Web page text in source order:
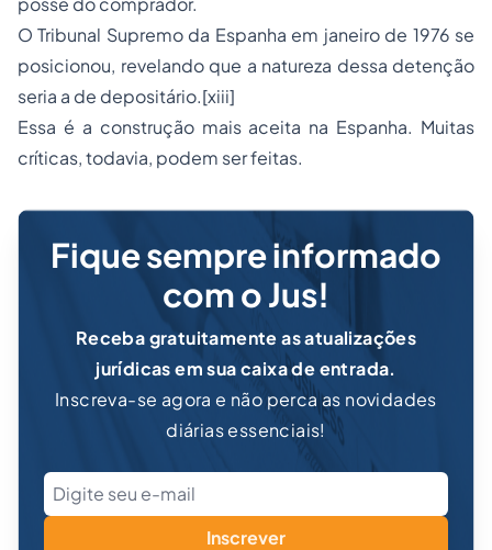
O Tribunal Supremo da Espanha em janeiro de 1976 se
posicionou, revelando que a natureza dessa detenção
seria a de depositário.[xiii]
Essa é a construção mais aceita na Espanha. Muitas
críticas, todavia, podem ser feitas.
Fique sempre informado
com o Jus!
Receba gratuitamente as atualizações
jurídicas em sua caixa de entrada.
Inscreva-se agora e não perca as novidades
diárias essenciais!
Inscrever